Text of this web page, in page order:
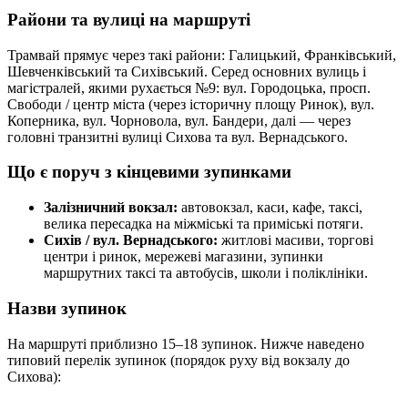
Райони та вулиці на маршруті
Трамвай прямує через такі райони: Галицький, Франківський,
Шевченківський та Сихівський. Серед основних вулиць і
магістралей, якими рухається №9: вул. Городоцька, просп.
Свободи / центр міста (через історичну площу Ринок), вул.
Коперника, вул. Чорновола, вул. Бандери, далі — через
головні транзитні вулиці Сихова та вул. Вернадського.
Що є поруч з кінцевими зупинками
Залізничний вокзал: автовокзал, каси, кафе, таксі,
велика пересадка на міжміські та приміські потяги.
Сихів / вул. Вернадського: житлові масиви, торгові
центри і ринок, мережеві магазини, зупинки
маршрутних таксі та автобусів, школи і поліклініки.
Назви зупинок
На маршруті приблизно 15–18 зупинок. Нижче наведено
типовий перелік зупинок (порядок руху від вокзалу до
Сихова):